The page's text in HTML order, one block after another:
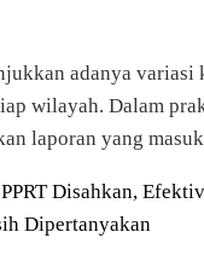
adanya variasi
wilayah. Dalam
laporan yang
Disahkan,
Dipertanyakan